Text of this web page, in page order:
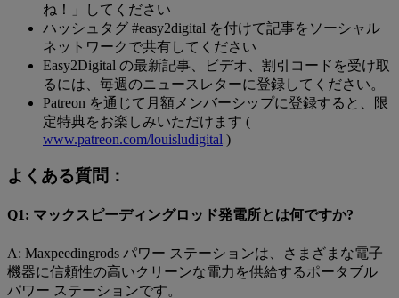
ね！」してください
ハッシュタグ #easy2digital を付けて記事をソーシャル
ネットワークで共有してください
Easy2Digital の最新記事、ビデオ、割引コードを受け取
るには、毎週のニュースレターに登録してください。
Patreon を通じて月額メンバーシップに登録すると、限
定特典をお楽しみいただけます (
www.patreon.com/louisludigital )
よくある質問：
Q1: マックスピーディングロッド発電所とは何ですか?
A: Maxpeedingrods パワー ステーションは、さまざまな電子
機器に信頼性の高いクリーンな電力を供給するポータブル
パワー ステーションです。